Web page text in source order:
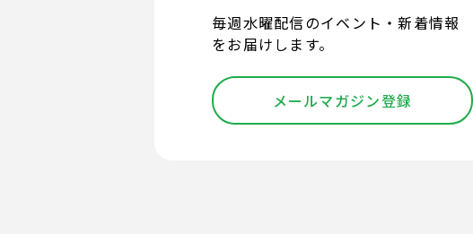
毎週水曜配信のイベント・新着情報
をお届けします。
メールマガジン登録